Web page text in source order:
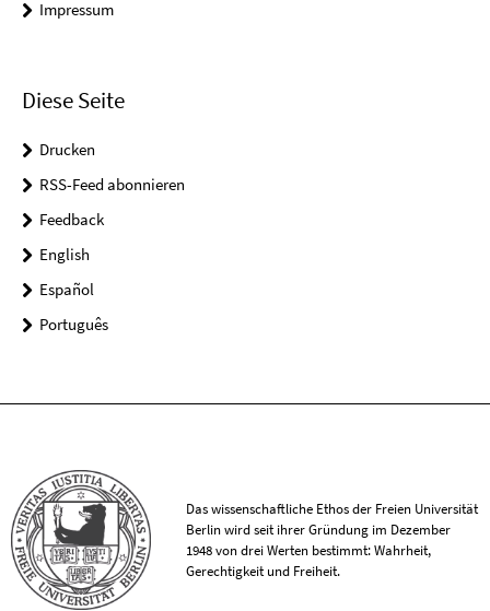
Impressum
Diese Seite
Drucken
RSS-Feed abonnieren
Feedback
English
Español
Português
Das wissenschaftliche Ethos der Freien Universität
Berlin wird seit ihrer Gründung im Dezember
1948 von drei Werten bestimmt: Wahrheit,
Gerechtigkeit und Freiheit.